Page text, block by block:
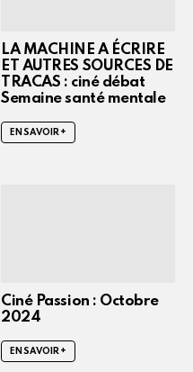
LA MACHINE A ÉCRIRE
ET AUTRES SOURCES DE
TRACAS : ciné débat
Semaine santé mentale
EN SAVOIR +
Ciné Passion : Octobre
2024
EN SAVOIR +